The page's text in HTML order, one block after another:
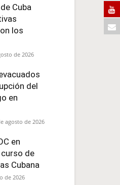
Cuba
los
de 2026
del
en
agosto de 2026
en
curso de
Cubana
de 2026